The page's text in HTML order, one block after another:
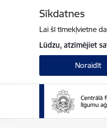
Sīkdatnes
Lai šī tīmekļvietne
Lūdzu, atzīmējiet
Noraidīt